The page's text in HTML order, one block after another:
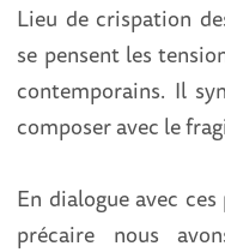
Lieu de crispation
se pensent les
contemporains. Il
composer avec le
En dialogue avec
précaire nous